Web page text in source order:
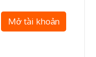
Mở tài khoản